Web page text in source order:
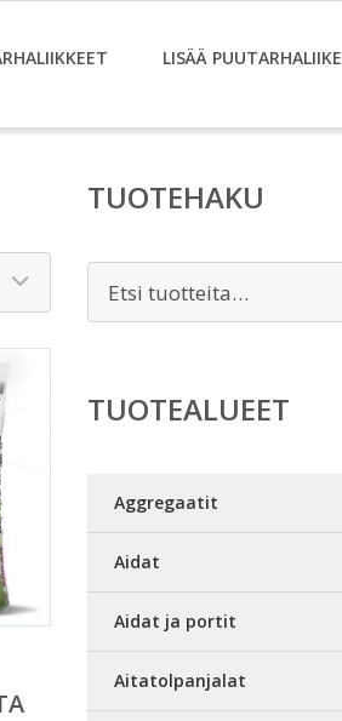
LISÄÄ PUUTARHALIIKE
TUOTEHAKU
TUOTEALUEET
Aggregaatit
Aidat
Aidat ja portit
Aitatolpanjalat